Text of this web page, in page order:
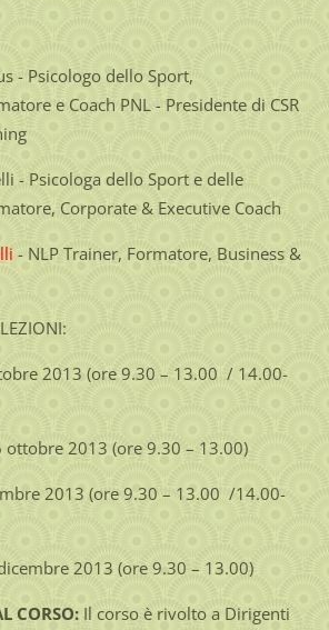
- Psicologo dello Sport,
e Coach PNL - Presidente di CSR
- Psicologa dello Sport e delle
Corporate & Executive Coach
- NLP Trainer, Formatore, Business &
2013 (ore 9.30 – 13.00 / 14.00-
ottobre 2013 (ore 9.30 – 13.00)
2013 (ore 9.30 – 13.00 /14.00-
2013 (ore 9.30 – 13.00)
CORSO:Il corso è rivolto a Dirigenti